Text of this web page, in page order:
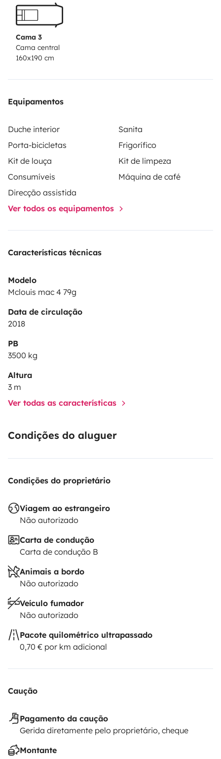
Cama 3
Cama central
160x190 cm
Equipamentos
Duche interior
Sanita
Porta-bicicletas
Frigorífico
Kit de louça
Kit de limpeza
Consumíveis
Máquina de café
Direcção assistida
Ver todos os equipamentos
Características técnicas
Modelo
Mclouis mac 4 79g
Data de circulação
2018
PB
3500 kg
Altura
3 m
Ver todas as características
Condições do aluguer
Condições do proprietário
Viagem ao estrangeiro
Não autorizado
Carta de condução
Carta de condução B
Animais a bordo
Não autorizado
Veículo fumador
Não autorizado
Pacote quilométrico ultrapassado
0,70 € por km adicional
Caução
Pagamento da caução
Gerida diretamente pelo proprietário, cheque
Montante